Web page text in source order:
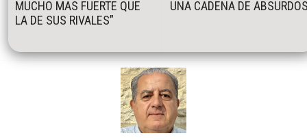
MUCHO MAS FUERTE QUE
LA DE SUS RIVALES”
UNA CADENA DE